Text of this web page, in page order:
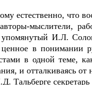
естественно, что
мыслители,
упомянутый И.Л.
ценное в понимании
в одной теме,
и отталкиваясь
Тальберге